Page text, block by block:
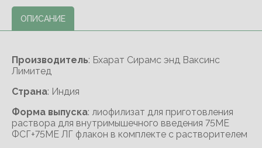
ОПИСАНИЕ
Производитель: Бхарат Сирамс энд Ваксинс
Лимитед
Cтрана: Индия
Форма выпуска: лиофилизат для приготовления
раствора для внутримышечного введения 75МЕ
ФСГ+75МЕ ЛГ флакон в комплекте с растворителем